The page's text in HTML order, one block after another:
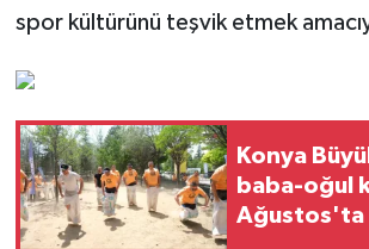
spor kültürünü teşvik etmek
Konya
baba-oğul
Ağustos'ta